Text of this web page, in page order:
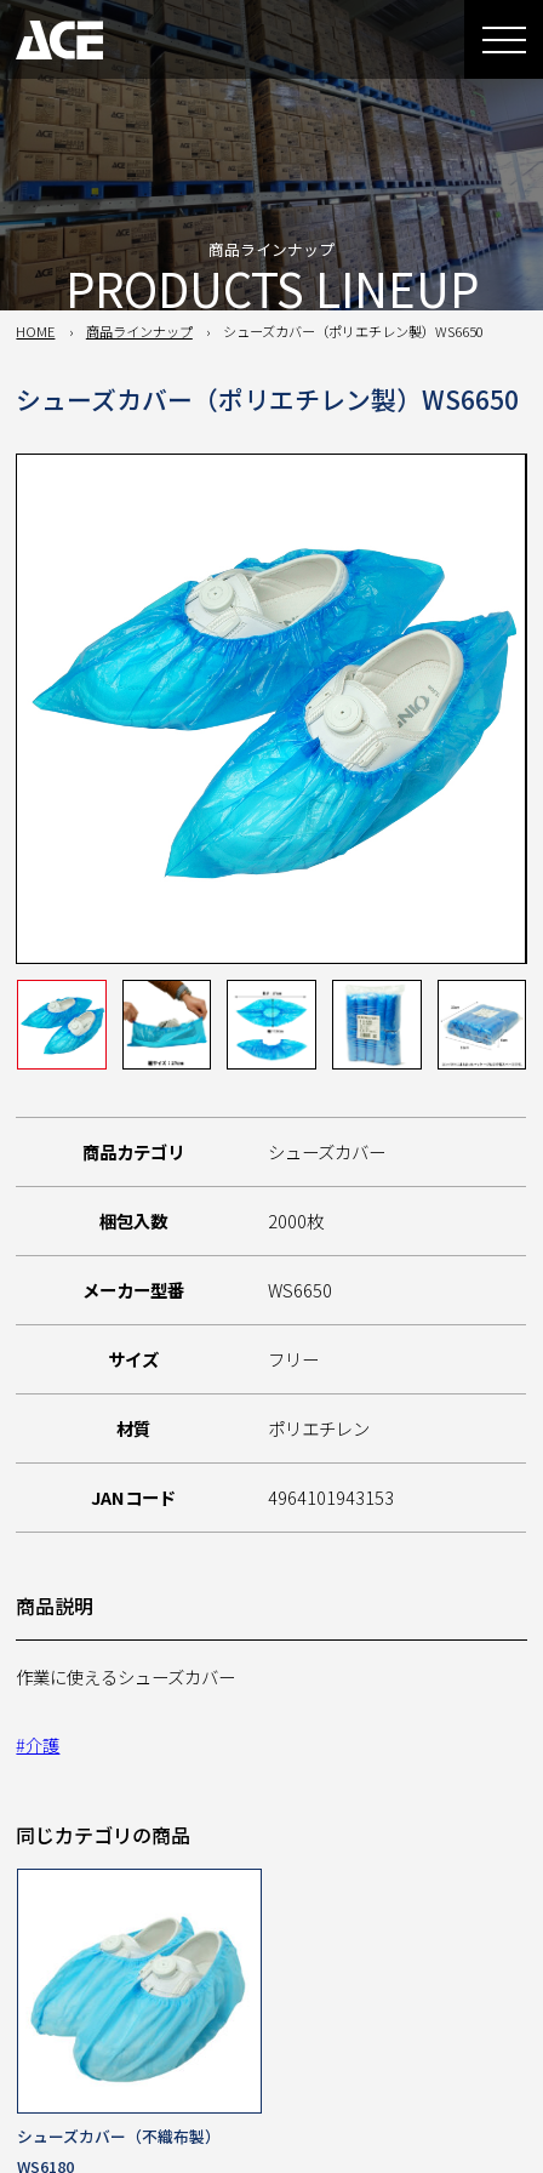
商品ラインナップ
PRODUCTS LINEUP
HOME 商品ラインナップ シューズカバー（ポリエチレン製）WS6650
シューズカバー（ポリエチレン製）WS6650
商品カテゴリ シューズカバー
梱包入数 2000枚
メーカー型番 WS6650
サイズ フリー
材質 ポリエチレン
JANコード 4964101943153
商品説明
作業に使えるシューズカバー
#介護
同じカテゴリの商品
シューズカバー（不織布製）
WS6180